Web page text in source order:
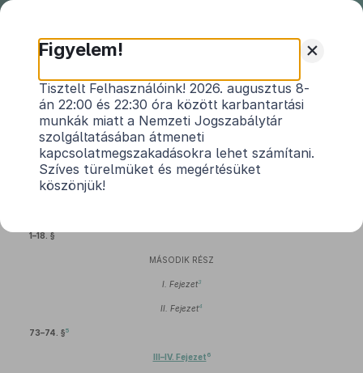
2001. évi LXXIV. törvény
a pénzügyeket szabályozó egyes jogszabályok
módosításáról1
Hatályos: 2012. 01. 01. – 2012. 06. 26.
1–18. §
MÁSODIK RÉSZ
I. Fejezet3
II. Fejezet4
73–74. §5
III–IV. Fejezet 6
+
Figyelem!
Tisztelt Felhasználóink! 2026. augusztus 8-
án 22:00 és 22:30 óra között karbantartási
munkák miatt a Nemzeti Jogszabálytár
szolgáltatásában átmeneti
kapcsolatmegszakadásokra lehet számítani.
Szíves türelmüket és megértésüket
köszönjük!